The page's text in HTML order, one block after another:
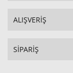
ALIŞVERİŞ
SİPARİŞ